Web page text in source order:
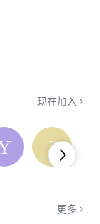
现在加入
更多